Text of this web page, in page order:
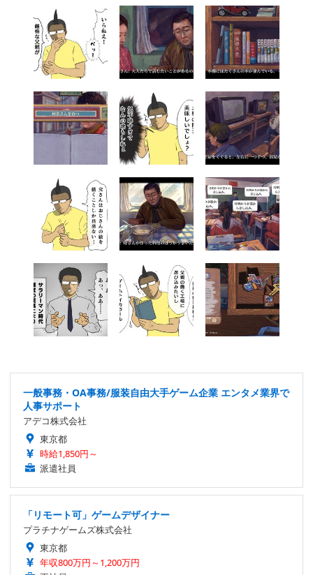
一般事務・OA事務/服装自由大手ゲーム企業 エンタメ業界で
人事サポート
アデコ株式会社
東京都
時給1,850円～
派遣社員
「リモート可」ゲームデザイナー
プラチナゲームズ株式会社
東京都
年収800万円～1,200万円